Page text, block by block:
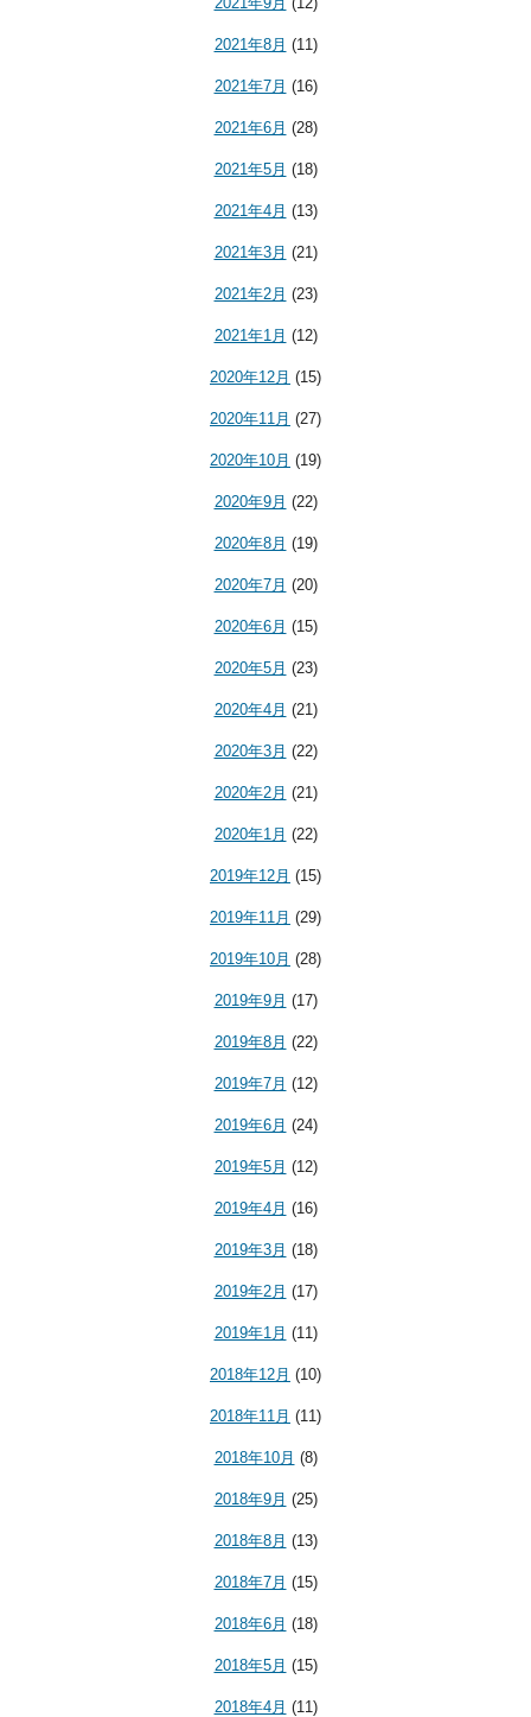
2021年8月 (11)
2021年7月 (16)
2021年6月 (28)
2021年5月 (18)
2021年4月 (13)
2021年3月 (21)
2021年2月 (23)
2021年1月 (12)
2020年12月 (15)
2020年11月 (27)
2020年10月 (19)
2020年9月 (22)
2020年8月 (19)
2020年7月 (20)
2020年6月 (15)
2020年5月 (23)
2020年4月 (21)
2020年3月 (22)
2020年2月 (21)
2020年1月 (22)
2019年12月 (15)
2019年11月 (29)
2019年10月 (28)
2019年9月 (17)
2019年8月 (22)
2019年7月 (12)
2019年6月 (24)
2019年5月 (12)
2019年4月 (16)
2019年3月 (18)
2019年2月 (17)
2019年1月 (11)
2018年12月 (10)
2018年11月 (11)
2018年10月 (8)
2018年9月 (25)
2018年8月 (13)
2018年7月 (15)
2018年6月 (18)
2018年5月 (15)
2018年4月 (11)